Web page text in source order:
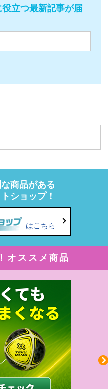
立つ最新記事が届
商品がある
ショップ！
はこちら
オススメ商品